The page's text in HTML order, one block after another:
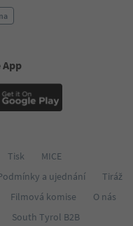
Tisk
MICE
a ujednání
Tiráž
Filmová komise
O nás
South Tyrol B2B